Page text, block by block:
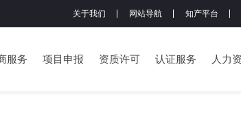
关于我们 网站导航 知产平台
服务 项目申报 资质许可 认证服务 人力